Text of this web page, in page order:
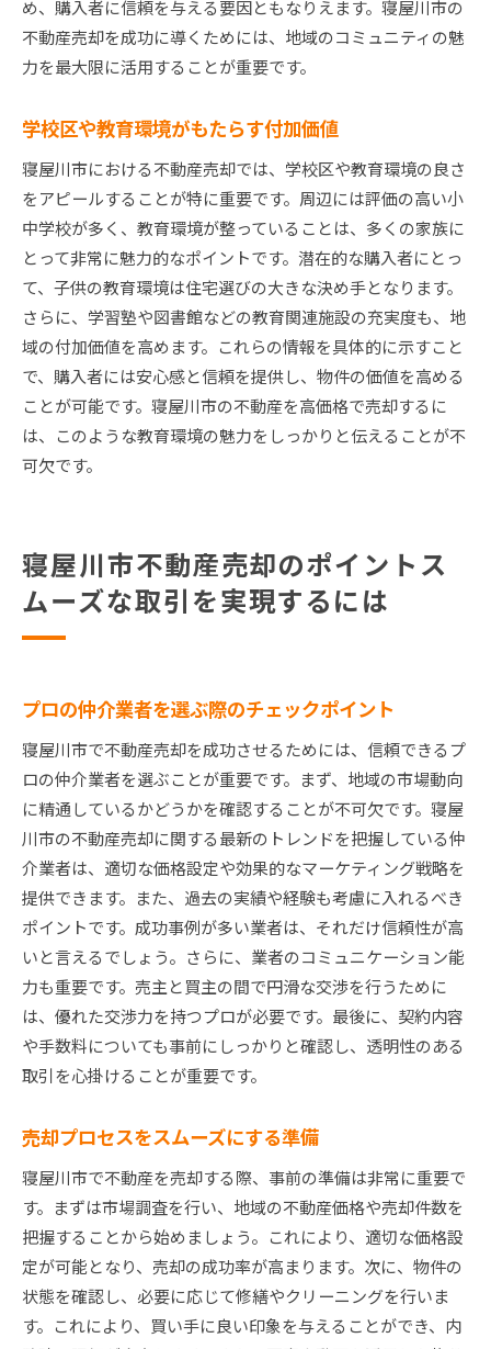
め、購入者に信頼を与える要因ともなりえます。寝屋川市の
不動産売却を成功に導くためには、地域のコミュニティの魅
力を最大限に活用することが重要です。
学校区や教育環境がもたらす付加価値
寝屋川市における不動産売却では、学校区や教育環境の良さ
をアピールすることが特に重要です。周辺には評価の高い小
中学校が多く、教育環境が整っていることは、多くの家族に
とって非常に魅力的なポイントです。潜在的な購入者にとっ
て、子供の教育環境は住宅選びの大きな決め手となります。
さらに、学習塾や図書館などの教育関連施設の充実度も、地
域の付加価値を高めます。これらの情報を具体的に示すこと
で、購入者には安心感と信頼を提供し、物件の価値を高める
ことが可能です。寝屋川市の不動産を高価格で売却するに
は、このような教育環境の魅力をしっかりと伝えることが不
可欠です。
寝屋川市不動産売却のポイントス
ムーズな取引を実現するには
プロの仲介業者を選ぶ際のチェックポイント
寝屋川市で不動産売却を成功させるためには、信頼できるプ
ロの仲介業者を選ぶことが重要です。まず、地域の市場動向
に精通しているかどうかを確認することが不可欠です。寝屋
川市の不動産売却に関する最新のトレンドを把握している仲
介業者は、適切な価格設定や効果的なマーケティング戦略を
提供できます。また、過去の実績や経験も考慮に入れるべき
ポイントです。成功事例が多い業者は、それだけ信頼性が高
いと言えるでしょう。さらに、業者のコミュニケーション能
力も重要です。売主と買主の間で円滑な交渉を行うために
は、優れた交渉力を持つプロが必要です。最後に、契約内容
や手数料についても事前にしっかりと確認し、透明性のある
取引を心掛けることが重要です。
売却プロセスをスムーズにする準備
寝屋川市で不動産を売却する際、事前の準備は非常に重要で
す。まずは市場調査を行い、地域の不動産価格や売却件数を
把握することから始めましょう。これにより、適切な価格設
定が可能となり、売却の成功率が高まります。次に、物件の
状態を確認し、必要に応じて修繕やクリーニングを行いま
す。これにより、買い手に良い印象を与えることができ、内